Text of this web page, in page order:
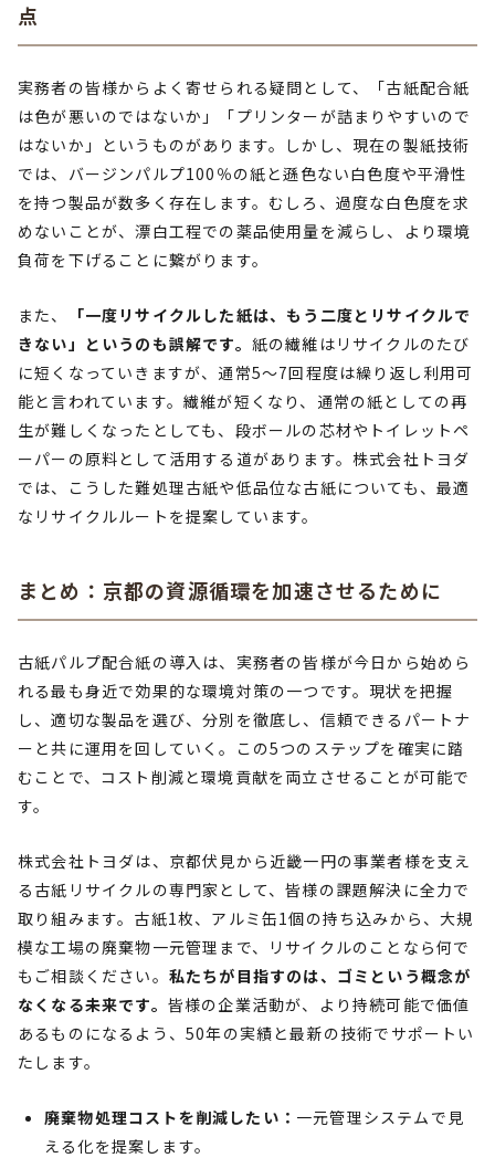
点
実務者の皆様からよく寄せられる疑問として、「古紙配合紙
は色が悪いのではないか」「プリンターが詰まりやすいので
はないか」というものがあります。しかし、現在の製紙技術
では、バージンパルプ100％の紙と遜色ない白色度や平滑性
を持つ製品が数多く存在します。むしろ、過度な白色度を求
めないことが、漂白工程での薬品使用量を減らし、より環境
負荷を下げることに繋がります。
また、
「一度リサイクルした紙は、もう二度とリサイクルで
きない」というのも誤解です。 紙の繊維はリサイクルのたび
に短くなっていきますが、通常5〜7回程度は繰り返し利用可
能と言われています。繊維が短くなり、通常の紙としての再
生が難しくなったとしても、段ボールの芯材やトイレットペ
ーパーの原料として活用する道があります。株式会社トヨダ
では、こうした難処理古紙や低品位な古紙についても、最適
なリサイクルルートを提案しています。
まとめ：京都の資源循環を加速させるために
古紙パルプ配合紙の導入は、実務者の皆様が今日から始めら
れる最も身近で効果的な環境対策の一つです。現状を把握
し、適切な製品を選び、分別を徹底し、信頼できるパートナ
ーと共に運用を回していく。この5つのステップを確実に踏
むことで、コスト削減と環境貢献を両立させることが可能で
す。
株式会社トヨダは、京都伏見から近畿一円の事業者様を支え
る古紙リサイクルの専門家として、皆様の課題解決に全力で
取り組みます。古紙1枚、アルミ缶1個の持ち込みから、大規
模な工場の廃棄物一元管理まで、リサイクルのことなら何で
もご相談ください。 私たちが目指すのは、ゴミという概念が
なくなる未来です。 皆様の企業活動が、より持続可能で価値
あるものになるよう、50年の実績と最新の技術でサポートい
たします。
廃棄物処理コストを削減したい： 一元管理システムで見
える化を提案します。